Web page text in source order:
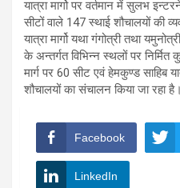
यात्रा मार्गो पर वर्तमान में सुलभ
सीटों वाले 147 स्थाई शौचालयों की
यात्रा मार्गो यथा गंगोत्री तथा
के अन्तर्गत विभिन्न स्थलों पर
मार्ग पर 60 सीट एवं हेमकुण्ड साहिब
शौचालयों का संचालन किया जा रहा है।
Facebook
LinkedIn